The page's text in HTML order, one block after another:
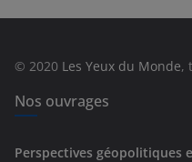
e
s
© 2020 Les Yeux du Monde,
Nos ouvrages
Perspectives géopolitiques